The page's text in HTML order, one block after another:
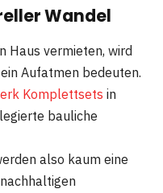
Wandel
Haus vermieten, wird
Aufatmen bedeuten.
Komplettsets in
bauliche
also kaum eine